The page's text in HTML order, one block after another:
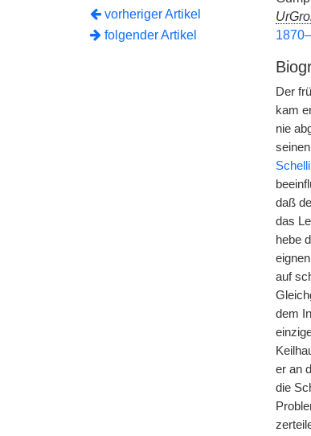
vorheriger Artikel
folgender Artikel
Der
kam
nie
daß
das
hebe
auf
dem
er an
die